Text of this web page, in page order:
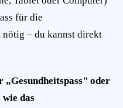
für die
– du kannst direkt
oder
das